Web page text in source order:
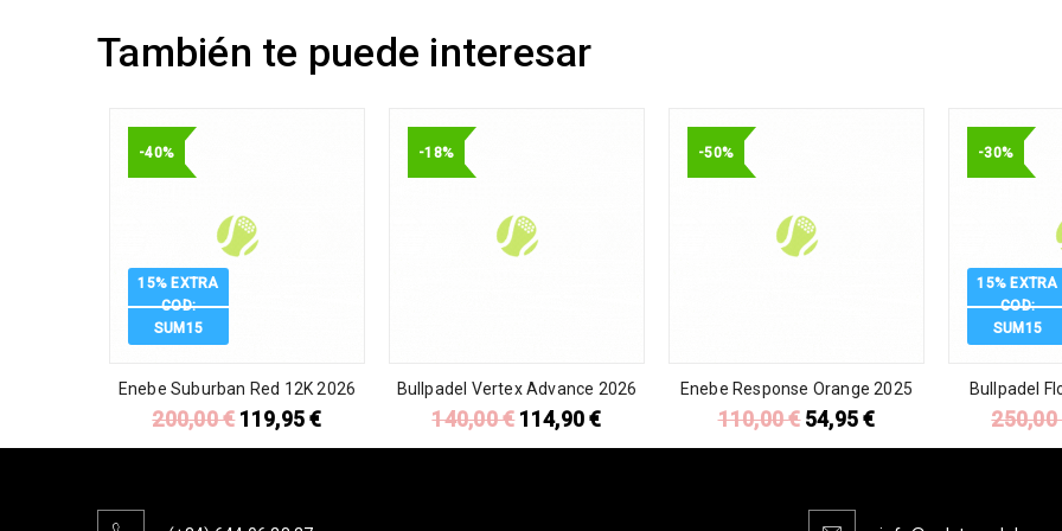
También te puede interesar
-40%
15% EXTRA
COD:
SUM15
Enebe Suburban Red 12K 2026
200,00€ 119,95€
-18%
Bullpadel Vertex Advance 2026
140,00€ 114,90€
-50%
Enebe Response Orange 2025
110,00€ 54,95€
-30%
15% EXTRA
COD:
SUM15
Bullpadel
250,00